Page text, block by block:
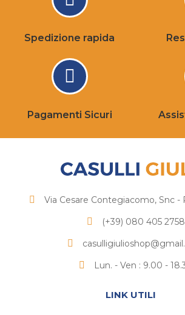
Spedizione rapida
Pagamenti Sicuri
Via Cesare Contegiacomo, Snc
(+39) 080 405 2758
Lun. - Ven : 9.00 -
LINK UTILI